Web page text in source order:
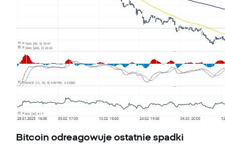
Bitcoin odreagowuje ostatnie spadki